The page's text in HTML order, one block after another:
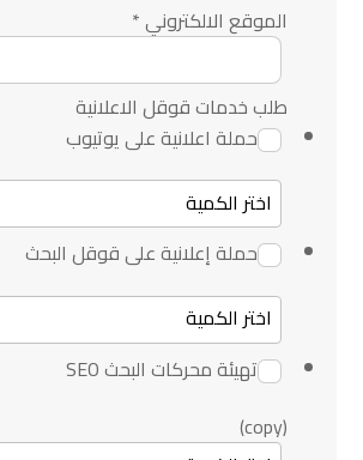
الموقع الالكتروني*
طلب خدمات قوقل الاعلانية
حملة اعلانية على يوتيوب
حملة إعلانية على قوقل البحث
تهيئة محركات البحث SEO
(copy)